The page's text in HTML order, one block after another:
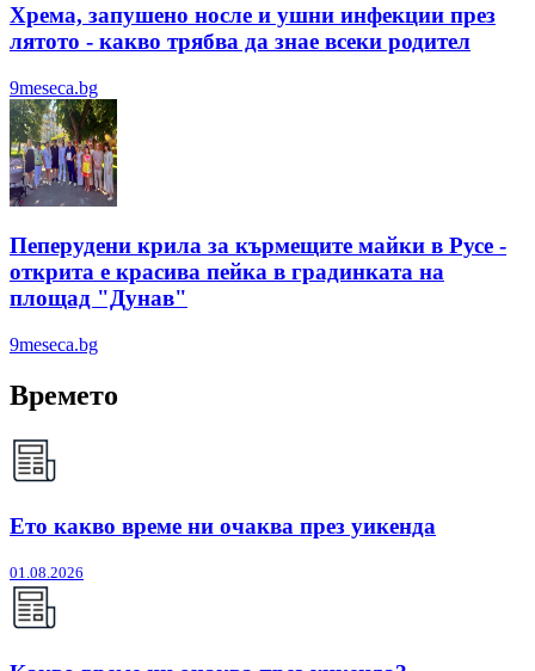
Хрема, запушено носле и ушни инфекции през
лятотo - какво трябва да знае всеки родител
9meseca.bg
Пеперудени крила за кърмещите майки в Русе -
открита е красива пейка в градинката на
площад "Дунав"
9meseca.bg
Времето
Ето какво време ни очаква през уикенда
01.08.2026